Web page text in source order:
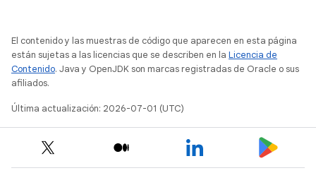
El contenido y las muestras de código que aparecen en esta página
están sujetas a las licencias que se describen en la Licencia de
Contenido. Java y OpenJDK son marcas registradas de Oracle o sus
afiliados.
Última actualización: 2026-07-01 (UTC)